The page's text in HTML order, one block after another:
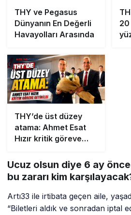
THY ve Pegasus
Dünyanın En Değerli
Havayolları Arasında
20
THY’de üst düzey
atama: Ahmet Esat
Hızır kritik göreve
Ucuz olsun diye 6 ay
bu zararı kim
Artı33 ile irtibata geçen aile,
“Biletleri aldık ve sonradan iptal